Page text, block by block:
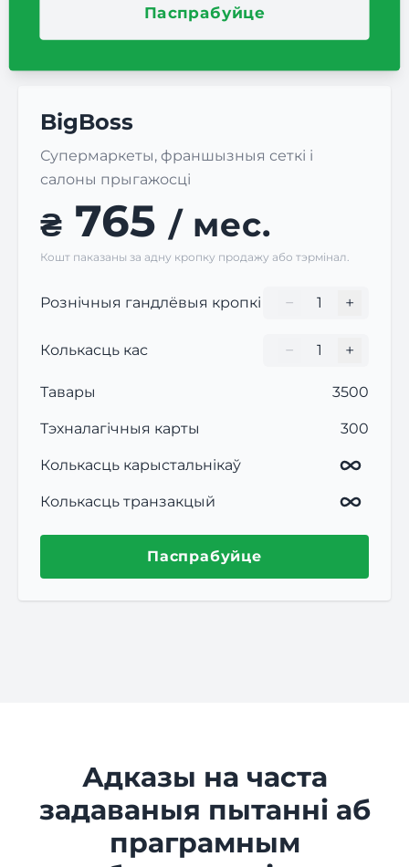
Паспрабуйце
BigBoss
Супермаркеты, франшызныя сеткі і
салоны прыгажосці
₴ 765 / мес.
Кошт паказаны за адну кропку продажу або тэрмінал.
Рознічныя гандлёвыя кропкі
Кількість
− +
Колькасць кас
Кількість
− +
Тавары 3500
Тэхналагічныя карты 300
Колькасць карыстальнікаў
Колькасць транзакцый
Паспрабуйце
Адказы на часта
задаваныя пытанні аб
праграмным